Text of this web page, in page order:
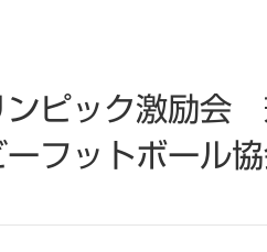
ンピック激励
フットボール